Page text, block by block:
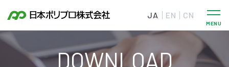
JA EN CN
DOWNLOAD